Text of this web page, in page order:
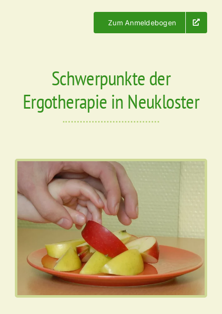
Zum Anmeldebogen
Schwerpunkte der
Ergotherapie in Neukloster